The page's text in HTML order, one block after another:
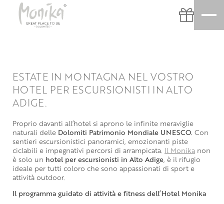
ESTATE IN MONTAGNA NEL VOSTRO
HOTEL PER ESCURSIONISTI IN ALTO
ADIGE.
Proprio davanti all’hotel si aprono le infinite meraviglie
naturali delle Dolomiti Patrimonio Mondiale UNESCO. Con
sentieri escursionistici panoramici, emozionanti piste
ciclabili e impegnativi percorsi di arrampicata. Il Monika non
è solo un hotel per escursionisti in Alto Adige, è il rifugio
ideale per tutti coloro che sono appassionati di sport e
attività outdoor.
Il programma guidato di attività e fitness dell’Hotel Monika